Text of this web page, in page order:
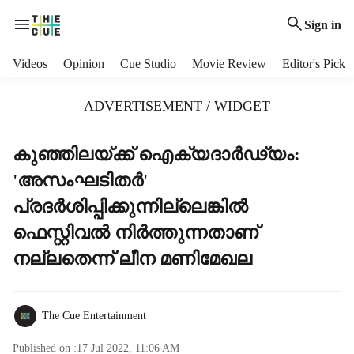
Sign in
Videos Opinion Cue Studio Movie Review Editor's Pick
ADVERTISEMENT / WIDGET
കുഞ്ഞിലയ്ക്ക് ഐക്യദാര്‍ഢ്യം:
'അസംഘടിതര്‍'
പ്രദര്‍ശിപ്പിക്കുന്നില്ലെങ്കില്‍
ഫെസ്റ്റിവല്‍ നിര്‍ത്തുന്നതാണ്
നല്ലതെന്ന് ലീന മണിമേഖല
The Cue Entertainment
Published on :17 Jul 2022, 11:06 AM